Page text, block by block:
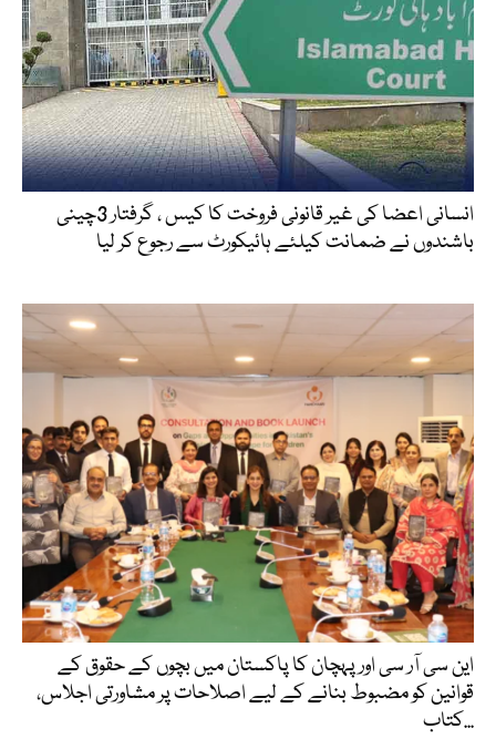
انسانی اعضا کی غیر قانونی فروخت کا کیس ، گرفتار 3چینی
باشندوں نے ضمانت کیلئے ہائیکورٹ سے رجوع کر لیا
این سی آر سی اور پہچان کا پاکستان میں بچوں کے حقوق کے
قوانین کو مضبوط بنانے کے لیے اصلاحات پر مشاورتی اجلاس،
کتاب...